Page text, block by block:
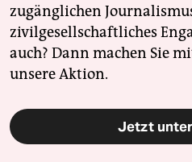
zugänglichen
zivilgesellschaftliches
auch? Dann machen Sie
unsere Aktion.
Jetzt